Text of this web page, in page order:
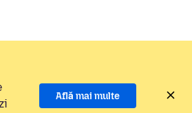
Află mai multe